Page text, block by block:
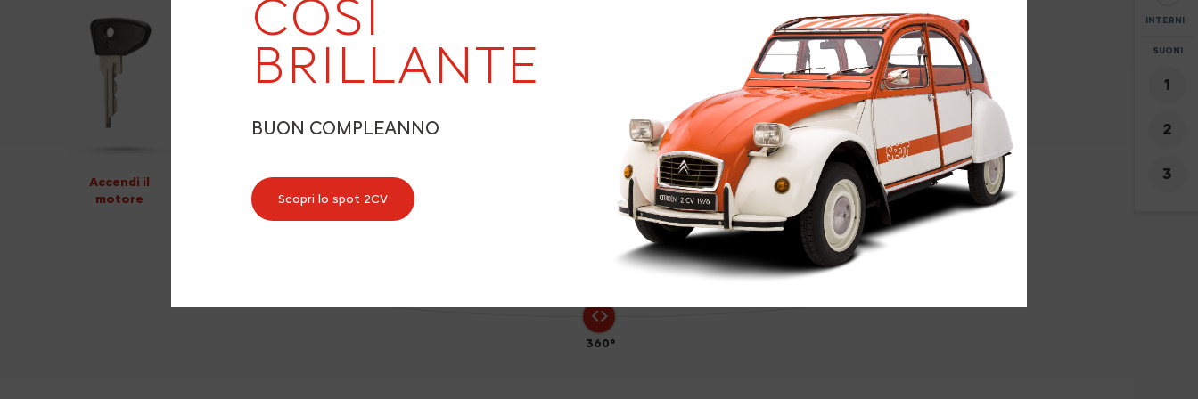
COSÌ
BRILLANTE
BUON COMPLEANNO
Scopri lo spot 2CV 70
360°
Accendi il
motore
INTERNI
SUONI